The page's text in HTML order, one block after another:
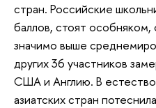
стран. Российские
баллов, стоят
значимо выше
других 36 участников
США и Англию. В
азиатских стран